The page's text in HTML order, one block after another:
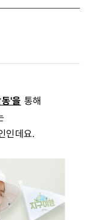
'을 통해
인데요.